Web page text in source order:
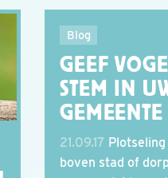
Blog
GEEF
STEM IN
GEMEENTE
21.09.17
boven stad of